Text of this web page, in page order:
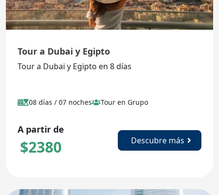
Tour a Dubai y Egipto
Tour a Dubai y Egipto en 8 días
08 días / 07 noches Tour en Grupo
A partir de
$2380 Descubre más